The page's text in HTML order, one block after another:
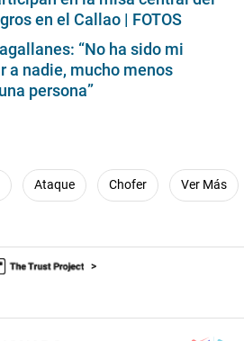
en el Callao | FOTOS
“No ha sido mi
a nadie, mucho menos
persona”
Ataque Chofer Ver Más